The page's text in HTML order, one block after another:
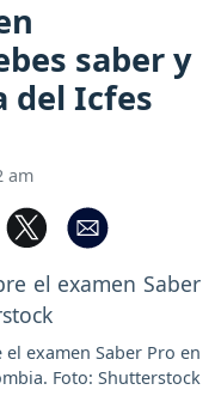
saber y
del Icfes
am
examen Saber Pro en
Foto: Shutterstock